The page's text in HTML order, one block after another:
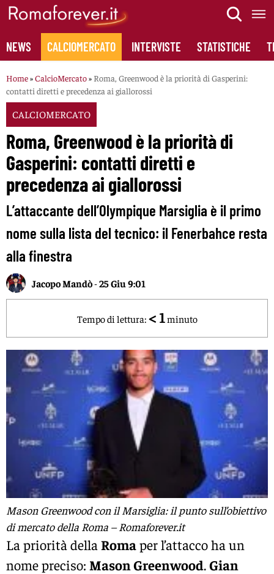
Skip
content
NEWS CALCIOMERCATO INTERVISTE STATISTICHE
Home»CalcioMercato» Roma, Greenwood è la priorità di Gasperini:
contatti diretti e precedenza ai giallorossi
CALCIOMERCATO
Roma, Greenwood è la priorità di
Gasperini: contatti diretti e
precedenza ai giallorossi
L’attaccante dell’Olympique Marsiglia è il primo
nome sulla lista del tecnico: il Fenerbahce resta
alla finestra
Jacopo Mandò-25 Giu 9:01
Tempo di lettura: < 1 minuto
Mason Greenwood con il Marsiglia: il punto sull’obiettivo
di mercato della Roma – Romaforever.it
La priorità della Romaper l’attacco ha un
nome preciso: Mason Greenwood.Gian